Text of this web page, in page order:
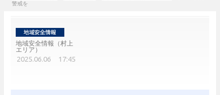
警戒を
地域安全情報（村上
エリア）
2025.06.06 17:45